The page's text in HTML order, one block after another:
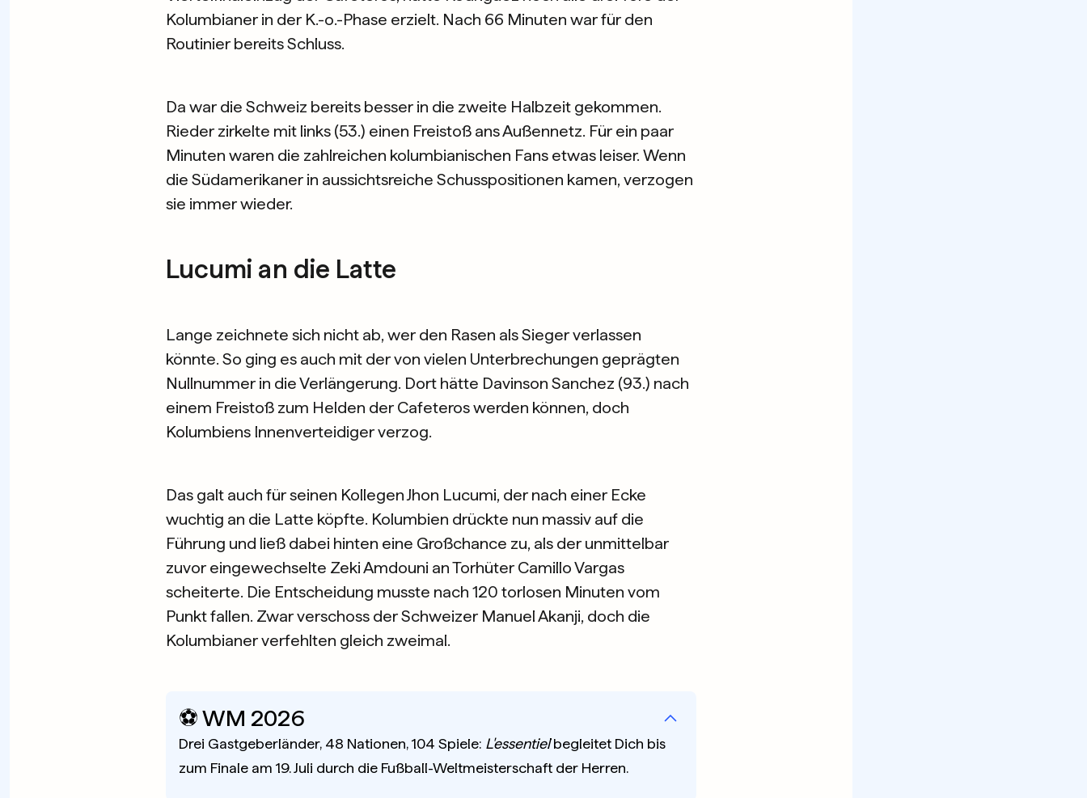
Kolumbianer in der K.-o.-Phase erzielt. Nach 66 Minuten war für den
Routinier bereits Schluss.
Da war die Schweiz bereits besser in die zweite Halbzeit gekommen.
Rieder zirkelte mit links (53.) einen Freistoß ans Außennetz. Für ein paar
Minuten waren die zahlreichen kolumbianischen Fans etwas leiser. Wenn
die Südamerikaner in aussichtsreiche Schusspositionen kamen, verzogen
sie immer wieder.
Lucumi an die Latte
Lange zeichnete sich nicht ab, wer den Rasen als Sieger verlassen
könnte. So ging es auch mit der von vielen Unterbrechungen geprägten
Nullnummer in die Verlängerung. Dort hätte Davinson Sanchez (93.) nach
einem Freistoß zum Helden der Cafeteros werden können, doch
Kolumbiens Innenverteidiger verzog.
Das galt auch für seinen Kollegen Jhon Lucumi, der nach einer Ecke
wuchtig an die Latte köpfte. Kolumbien drückte nun massiv auf die
Führung und ließ dabei hinten eine Großchance zu, als der unmittelbar
zuvor eingewechselte Zeki Amdouni an Torhüter Camillo Vargas
scheiterte. Die Entscheidung musste nach 120 torlosen Minuten vom
Punkt fallen. Zwar verschoss der Schweizer Manuel Akanji, doch die
Kolumbianer verfehlten gleich zweimal.
⚽️ WM 2026
Drei Gastgeberländer, 48 Nationen, 104 Spiele: L'essentielbegleitet Dich bis
zum Finale am 19. Juli durch die Fußball-Weltmeisterschaft der Herren.